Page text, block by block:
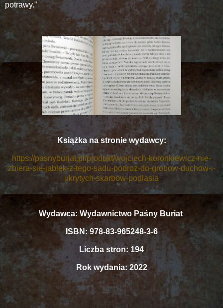
potrawy.”
Książka na stronie wydawcy:
https://pasnyburiat.pl/produkt/wojciech-koronkiewicz-nie-
zbiera-sie-jablek-z-tego-sadu-podroz-do-grobow-duchow-i-
ukrytych-skarbow-podlasia
Wydawca: Wydawnictwo Paśny Buriat
ISBN: 978-83-965248-3-6
Liczba stron: 194
Rok wydania: 2022